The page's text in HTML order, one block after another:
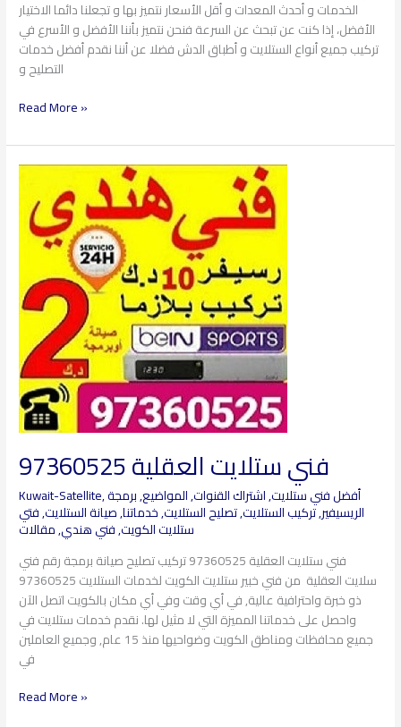
الخدمات و أحدث المعدات و أقل الأسعار نتميز بها و تجعلنا دائما الاختيار
الأفضل، إذا كنت عن تبحث عن السرعة فنحن نتميز بأننا الأفضل و الأسرع في
تركيب جميع أنواع الستلايت و أطباق الدش فضلا عن أننا نقدم أفضل خدمات
التصليح و
Read More »
فني ستلايت العقلية​ 97360525
Kuwait-Satellite, أفضل فني ستلايت,اشتراك القنوات,المواضيع,برمجة
الريسيفير,تركيب الستلايت,تصليح الستلايت,خدماتنا,صيانة الستلايت,فتي
ستلايت الكويت,فني هندي,مقالات
فني ستلايت العقلية 97360525 تركيب تصليح صيانة برمجة رقم فني
سلايت العقلية من فني خبير ستلايت الكويت لخدمات الستلايت 97360525
ذو خبرة واحترافية عالية, في أي وقت وفي أي مكان بالكويت اتصل الآن
واحصل على خدماتنا المميزة التي لا مثيل لها. نقدم خدمات ستلايت في
جميع محافظات ومناطق الكويت وضواحيها منذ 15 عام, وجميع العاملين
في
فني
ستلايت
العقلية​
97360525
Read More »